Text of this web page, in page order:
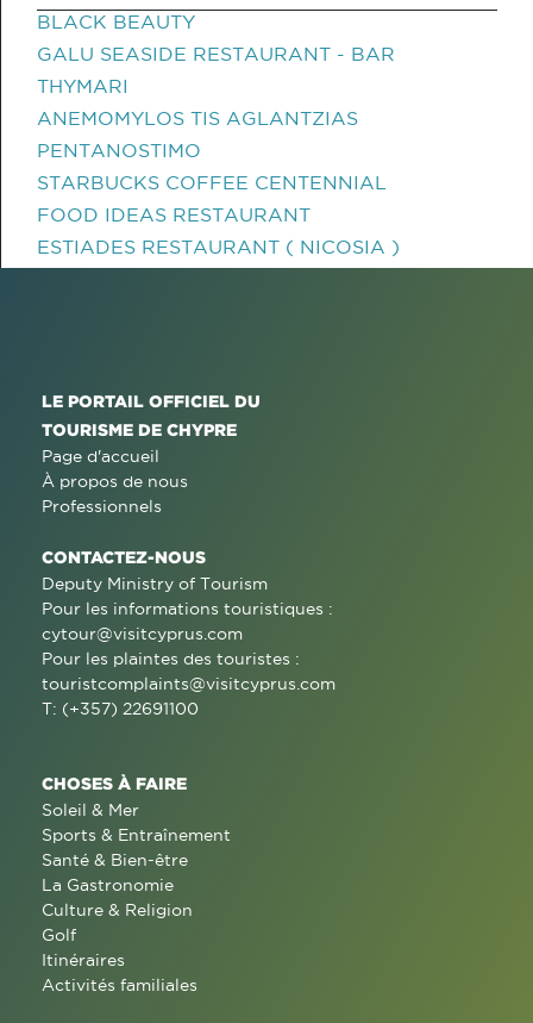
BLACK BEAUTY
GALU SEASIDE RESTAURANT - BAR
THYMARI
ANEMOMYLOS TIS AGLANTZIAS
PENTANOSTIMO
STARBUCKS COFFEE CENTENNIAL
FOOD IDEAS RESTAURANT
ESTIADES RESTAURANT ( NICOSIA )
LE PORTAIL OFFICIEL DU
TOURISME DE CHYPRE
Page d'accueil
À propos de nous
Professionnels
CONTACTEZ-NOUS
Deputy Ministry of Tourism
Pour les informations touristiques :
cytour@visitcyprus.com
Pour les plaintes des touristes :
touristcomplaints@visitcyprus.com
T: (+357) 22691100
CHOSES À FAIRE
Soleil & Mer
Sports & Entraînement
Santé & Bien-être
La Gastronomie
Culture & Religion
Golf
Itinéraires
Activités familiales